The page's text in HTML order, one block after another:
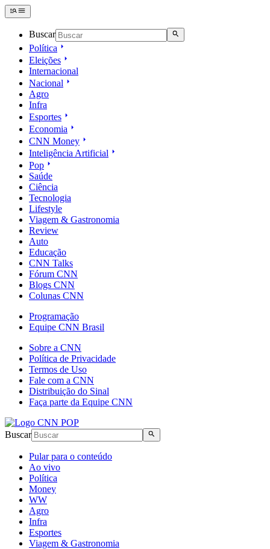
Buscar
Política
Eleições
Internacional
Nacional
Agro
Infra
Esportes
Economia
CNN Money
Inteligência Artificial
Pop
Saúde
Ciência
Tecnologia
Lifestyle
Viagem & Gastronomia
Review
Auto
Educação
CNN Talks
Fórum CNN
Blogs CNN
Colunas CNN
Programação
Equipe CNN Brasil
Sobre a CNN
Política de Privacidade
Termos de Uso
Fale com a CNN
Distribuição do Sinal
Faça parte da Equipe CNN
Buscar
Pular para o conteúdo
Ao vivo
Política
Money
WW
Agro
Infra
Esportes
Viagem & Gastronomia